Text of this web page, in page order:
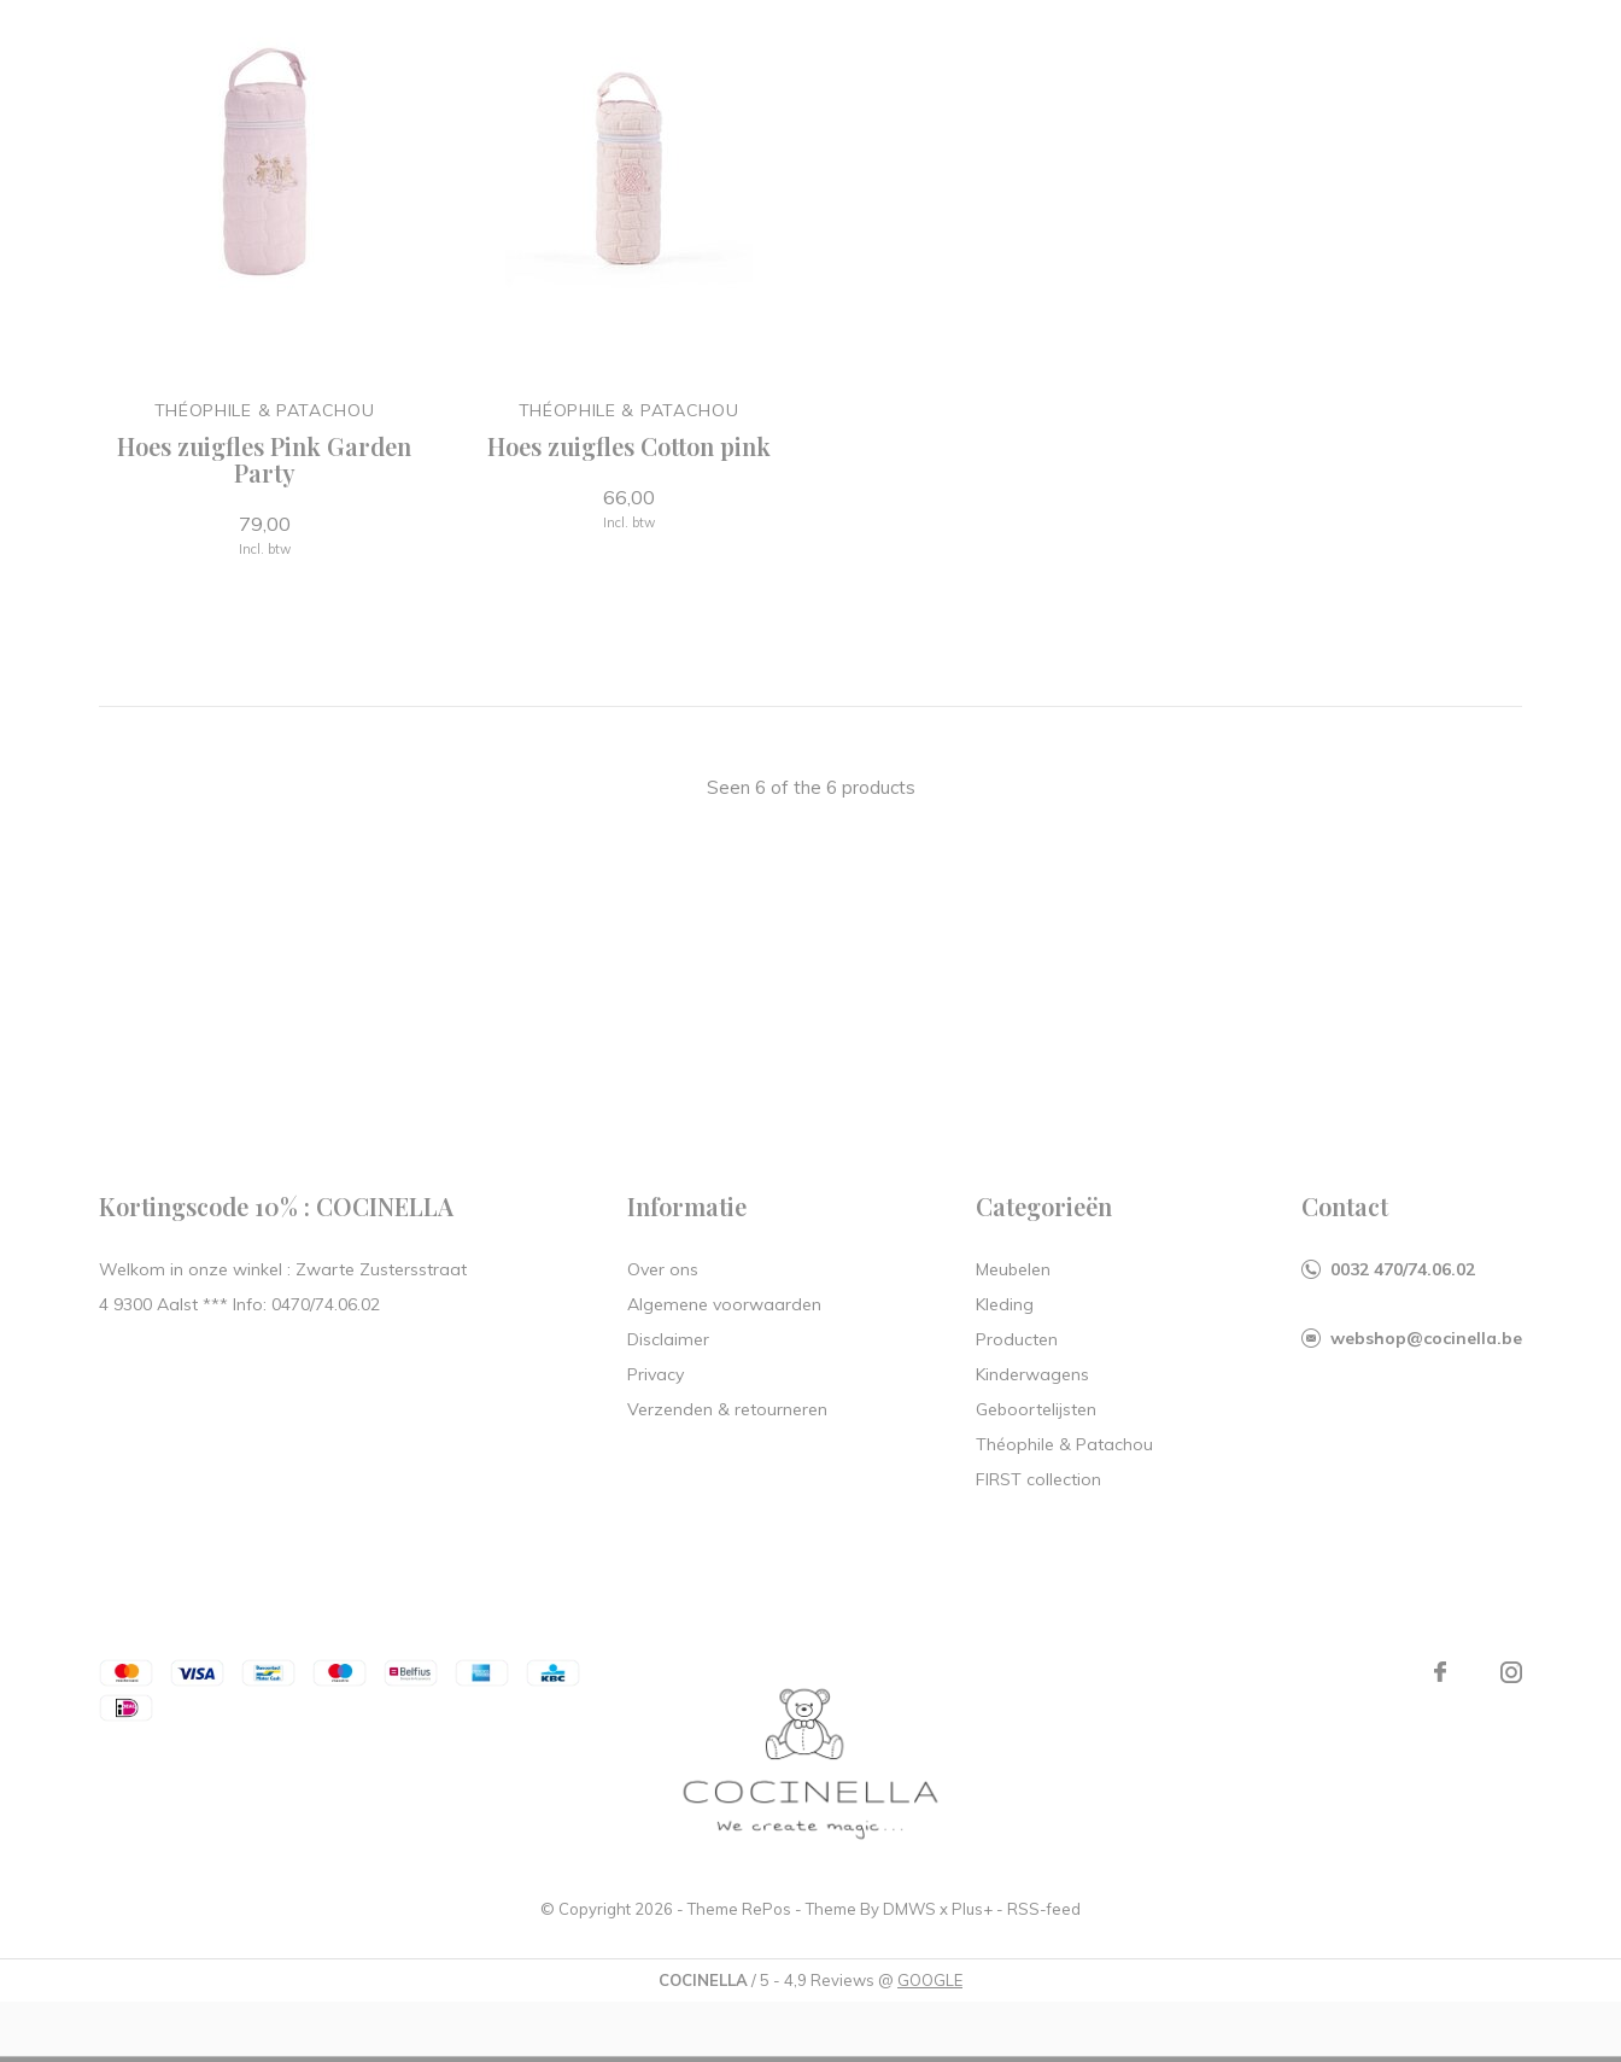
THÉOPHILE & PATACHOU
Hoes zuigfles Pink Garden
Party
79,00
Incl. btw
THÉOPHILE & PATACHOU
Hoes zuigfles Cotton pink
66,00
Incl. btw
Seen 6 of the 6 products
Kortingscode 10% : COCINELLA
Welkom in onze winkel : Zwarte Zustersstraat
4 9300 Aalst *** Info: 0470/74.06.02
Informatie
Over ons
Algemene voorwaarden
Disclaimer
Privacy
Verzenden & retourneren
Categorieën
Meubelen
Kleding
Producten
Kinderwagens
Geboortelijsten
Théophile & Patachou
FIRST collection
Contact
0032 470/74.06.02
webshop@cocinella.be
© Copyright 2026 - Theme RePos - Theme By DMWS x Plus+ - RSS-feed
COCINELLA / 5 - 4,9 Reviews @ GOOGLE